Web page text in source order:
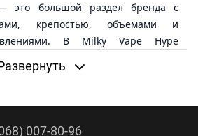
это большой раздел бренда с
крепостью, объемами и
В Milky Vape Hype
самозамеса, органика 60 мл,
форматы бренда, какие
007-80-96